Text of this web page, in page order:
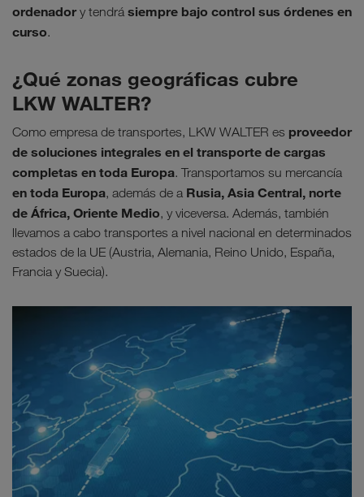
ordenador y tendrá siempre bajo control sus órdenes en
curso.
¿Qué zonas geográficas cubre
LKW WALTER?
Como empresa de transportes, LKW WALTER es proveedor
de soluciones integrales en el transporte de cargas
completas en toda Europa. Transportamos su mercancía
en toda Europa, además de a Rusia, Asia Central, norte
de África, Oriente Medio, y viceversa. Además, también
llevamos a cabo transportes a nivel nacional en determinados
estados de la UE (Austria, Alemania, Reino Unido, España,
Francia y Suecia).